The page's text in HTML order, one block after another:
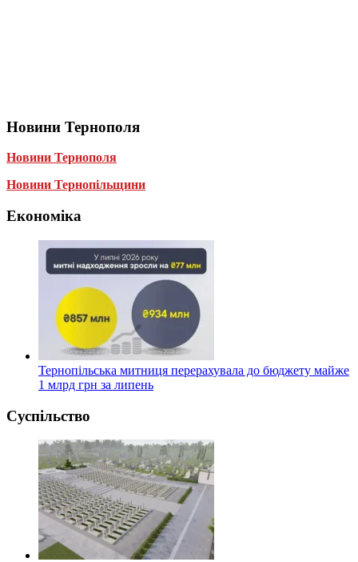
Новини Тернополя
Новини Тернополя
Новини Тернопільщини
Економіка
Тернопільська митниця перерахувала до бюджету майже
1 млрд грн за липень
Суспільство